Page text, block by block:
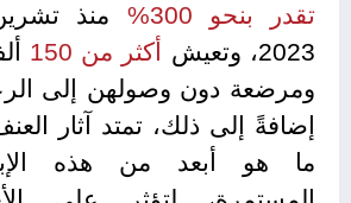
تقدر بنحو 300%
منذ تشرين
2023، وتعيش
أكثر من 150
ومرضعة دون وصولهن إلى
إضافةً إلى ذلك، تمتد آثار
ما هو أبعد من هذه